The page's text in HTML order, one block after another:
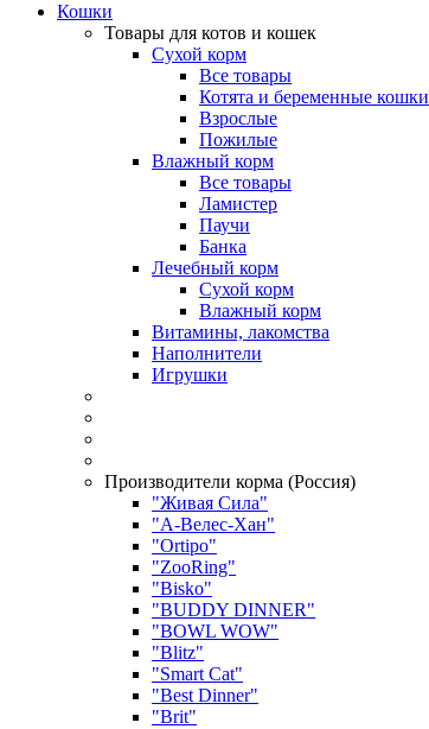
Кошки
Товары для котов и кошек
Сухой корм
Все товары
Котята и беременные кошки
Взрослые
Пожилые
Влажный корм
Все товары
Ламистер
Паучи
Банка
Лечебный корм
Сухой корм
Влажный корм
Витамины, лакомства
Наполнители
Игрушки
Производители корма (Россия)
"Живая Сила"
"А-Велес-Хан"
"Ortipo"
"ZooRing"
"Bisko"
"BUDDY DINNER"
"BOWL WOW"
"Blitz"
"Smart Cat"
"Best Dinner"
"Brit"